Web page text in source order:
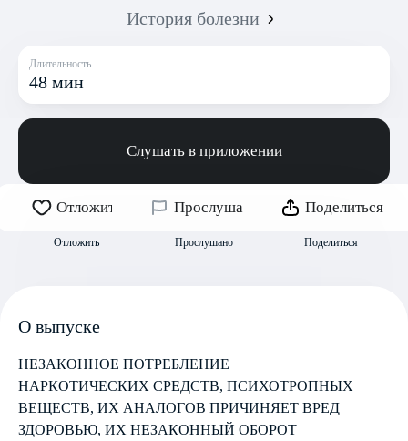
История болезни
Длительность
48 мин
Слушать в приложении
Отложить
Отложить
Прослушано
Прослушано
Поделиться
Поделиться
О выпуске
НЕЗАКОННОЕ ПОТРЕБЛЕНИЕ
НАРКОТИЧЕСКИХ СРЕДСТВ, ПСИХОТРОПНЫХ
ВЕЩЕСТВ, ИХ АНАЛОГОВ ПРИЧИНЯЕТ ВРЕД
ЗДОРОВЬЮ, ИХ НЕЗАКОННЫЙ ОБОРОТ